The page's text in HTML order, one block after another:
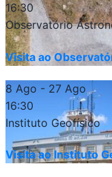
16:30
Observatório
Visita ao
8 Ago - 27 Ago
16:30
Instituto Geofísico
Visita ao Instituto